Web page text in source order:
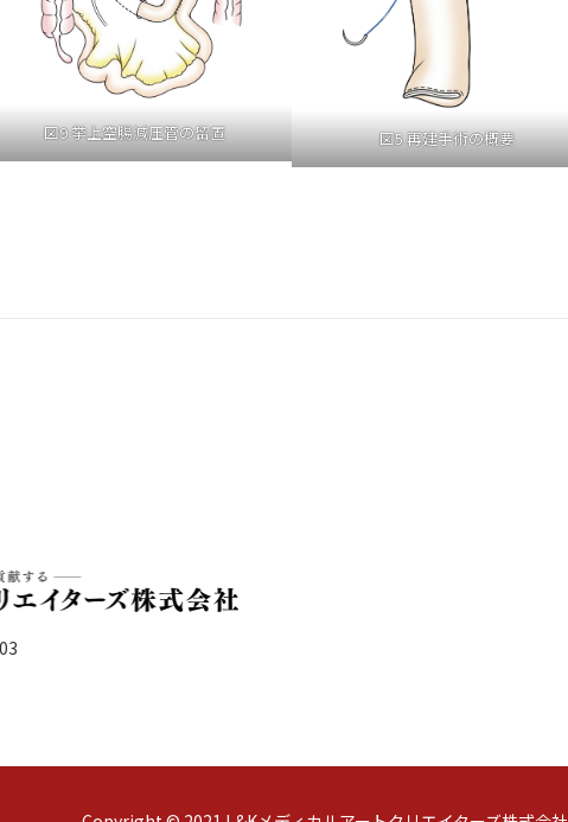
図9 挙上空腸減圧管の留置 図5 再建手術の概要